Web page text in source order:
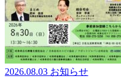
2026.08.03 お知らせ